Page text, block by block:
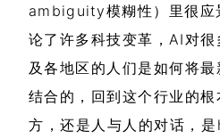
ambiguity模糊性）里很应
论了许多科技变革，AI对
及各地区的人们是如何将
结合的，回到这个行业的
方，还是人与人的对话，